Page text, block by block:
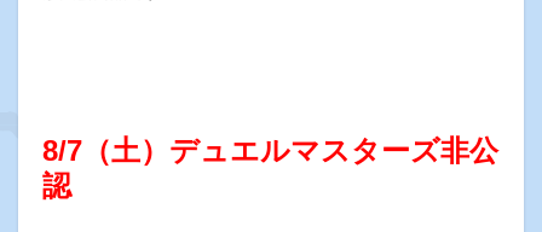
8/7（土）デュエルマスターズ非公
認